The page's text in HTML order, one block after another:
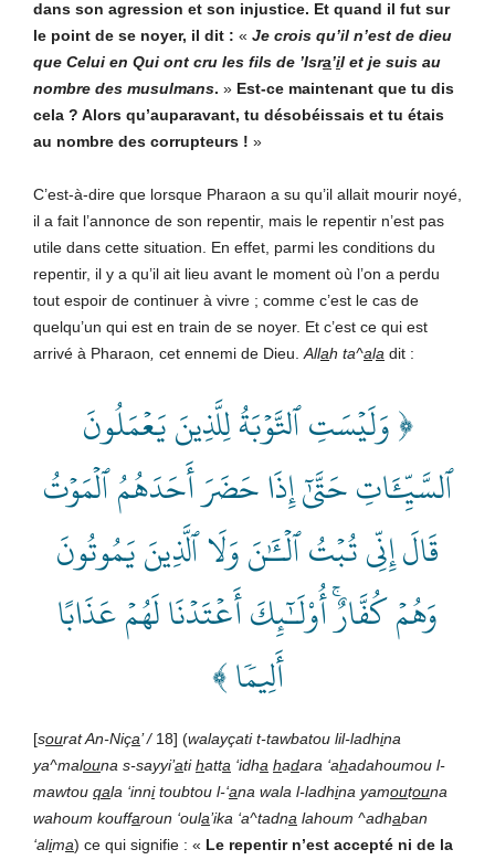
dans son agression et son injustice. Et quand il fut sur
le point de se noyer, il dit : « Je crois qu’il n’est de dieu
que Celui en Qui ont cru les fils de ’Isra’il et je suis au
nombre des musulmans. » Est-ce maintenant que tu dis
cela ? Alors qu’auparavant, tu désobéissais et tu étais
au nombre des corrupteurs ! »
C’est-à-dire que lorsque Pharaon a su qu’il allait mourir noyé,
il a fait l’annonce de son repentir, mais le repentir n’est pas
utile dans cette situation. En effet, parmi les conditions du
repentir, il y a qu’il ait lieu avant le moment où l’on a perdu
tout espoir de continuer à vivre ; comme c’est le cas de
quelqu’un qui est en train de se noyer. Et c’est ce qui est
arrivé à Pharaon cet ennemi de Dieu. Allah ta^ala dit :
﴿ وَلَيۡسَتِ ٱلتَّوۡبَةُ لِلَّذِينَ يَعۡمَلُونَ
ٱلسَّيِّ‍َٔاتِ حَتَّىٰٓ إِذَا حَضَرَ أَحَدَهُمُ ٱلۡمَوۡتُ
قَالَ إِنِّي تُبۡتُ ٱلۡـَٰٔنَ وَلَا ٱلَّذِينَ يَمُوتُونَ
وَهُمۡ كُفَّارٌۚ أُوْلَـٰٓئِكَ أَعۡتَدۡنَا لَهُمۡ عَذَابًا
أَلِيمٗا ﴾
[sourat An-Niça’ / 18] (walayçati t-tawbatou lil-ladhina
ya^malouna s-sayyi’atihatta ‘idha hadara ‘ahadahoumou l-
mawtou qala ‘innitoubtou l-‘ana wala l-ladhina yamoutouna
wahoum kouffaroun ‘oula’ika ‘a^tadna lahoum ^adhaban
‘alima) ce qui signifie : « Le repentir n’est accepté ni de la